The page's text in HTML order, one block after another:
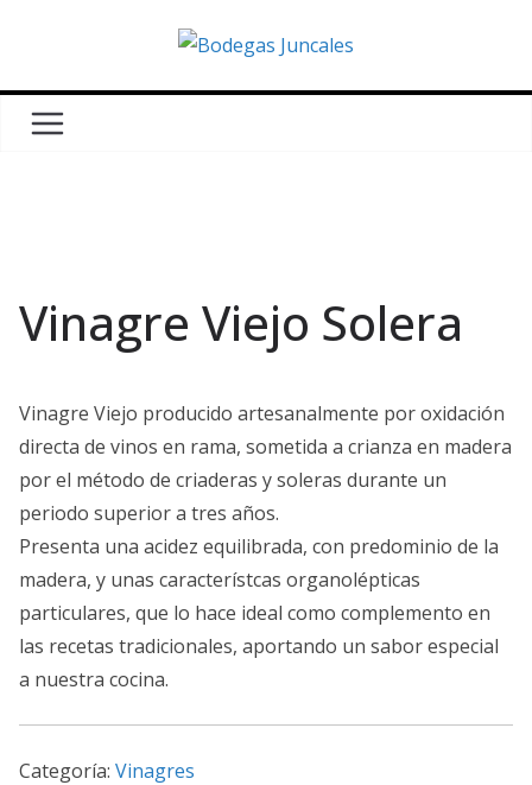
Vinagre Viejo Solera
Vinagre Viejo producido artesanalmente por oxidación
directa de vinos en rama, sometida a crianza en madera
por el método de criaderas y soleras durante un
periodo superior a tres años.
Presenta una acidez equilibrada, con predominio de la
madera, y unas característcas organolépticas
particulares, que lo hace ideal como complemento en
las recetas tradicionales, aportando un sabor especial
a nuestra cocina.
Categoría: Vinagres